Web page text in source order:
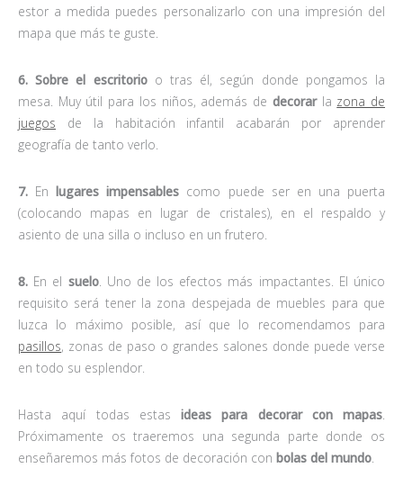
estor a medida puedes personalizarlo con una impresión del
mapa que más te guste.
6. Sobre el escritorioo tras él, según donde pongamos la
mesa. Muy útil para los niños, además de decorarla zona de
juegos de la habitación infantil acabarán por aprender
geografía de tanto verlo.
7. Enlugares impensables como puede ser en una puerta
(colocando mapas en lugar de cristales), en el respaldo y
asiento de una silla o incluso en un frutero.
8. En el suelo. Uno de los efectos más impactantes. El único
requisito será tener la zona despejada de muebles para que
luzca lo máximo posible, así que lo recomendamos para
pasillos, zonas de paso o grandes salones donde puede verse
en todo su esplendor.
Hasta aquí todas estas ideas para decorar con mapas.
Próximamente os traeremos una segunda parte donde os
enseñaremos más fotos de decoración con bolas del mundo.